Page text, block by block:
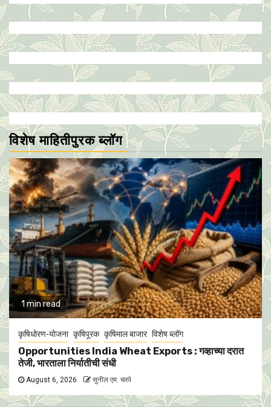
विशेष माहितीपुरक ब्लॉग
1 min read
कृषिधोरण-योजना कृषिपूरक कृषिमाल बाजार विशेष ब्लॉग
Opportunities India Wheat Exports : गव्हाच्या दरात
तेजी, भारताला निर्यातीची संधी
August 6, 2026 सुनील एम. चरपे